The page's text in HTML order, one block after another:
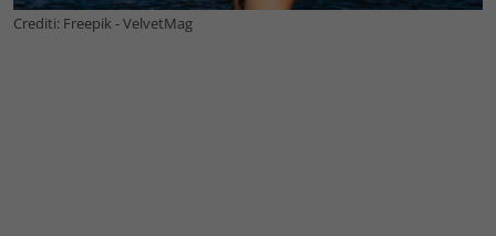
Crediti: Freepik - VelvetMag